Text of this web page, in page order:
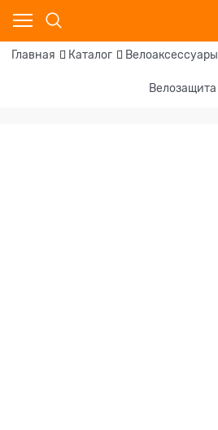
Главная Каталог Велоаксессуары
Велозащита